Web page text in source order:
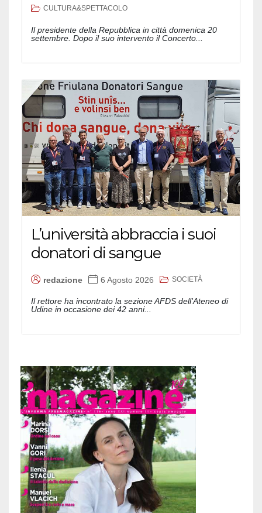
CULTURA&SPETTACOLO
Il presidente della Repubblica in città domenica 20
settembre. Dopo il suo intervento il Concerto...
L’università abbraccia i suoi
donatori di sangue
redazione 6 Agosto 2026 SOCIETÀ
Il rettore ha incontrato la sezione AFDS dell'Ateneo di
Udine in occasione dei 42 anni...